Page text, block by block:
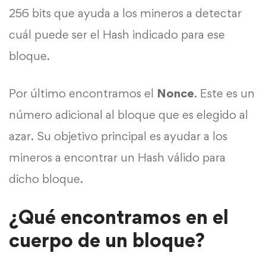
256 bits que ayuda a los mineros a detectar
cuál puede ser el Hash indicado para ese
bloque.
Por último encontramos el Nonce. Este es un
número adicional al bloque que es elegido al
azar. Su objetivo principal es ayudar a los
mineros a encontrar un Hash válido para
dicho bloque.
¿Qué encontramos en el
cuerpo de un bloque?